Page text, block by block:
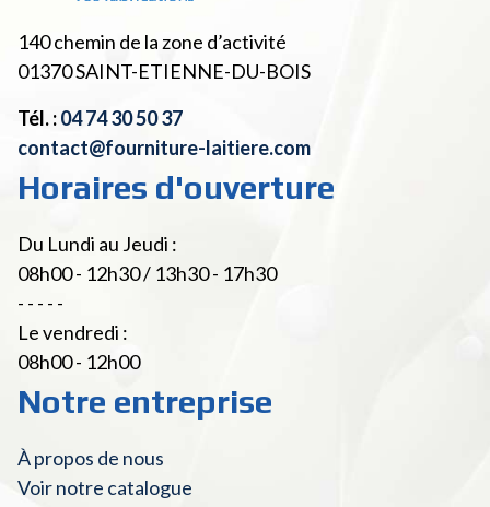
140 chemin de la zone d’activité
01370SAINT-ETIENNE-DU-BOIS
Tél. :04 74 30 50 37
contact@fourniture-laitiere.com
Horaires d'ouverture
Du Lundi au Jeudi :
08h00 - 12h30 / 13h30 - 17h30
- - - - -
Le vendredi :
08h00 - 12h00
Notre entreprise
À propos de nous
Voir notre catalogue